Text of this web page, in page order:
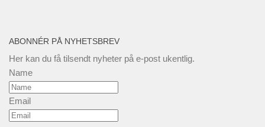
ABONNÉR PÅ NYHETSBREV
Her kan du få tilsendt nyheter på e-post ukentlig.
Name
Email